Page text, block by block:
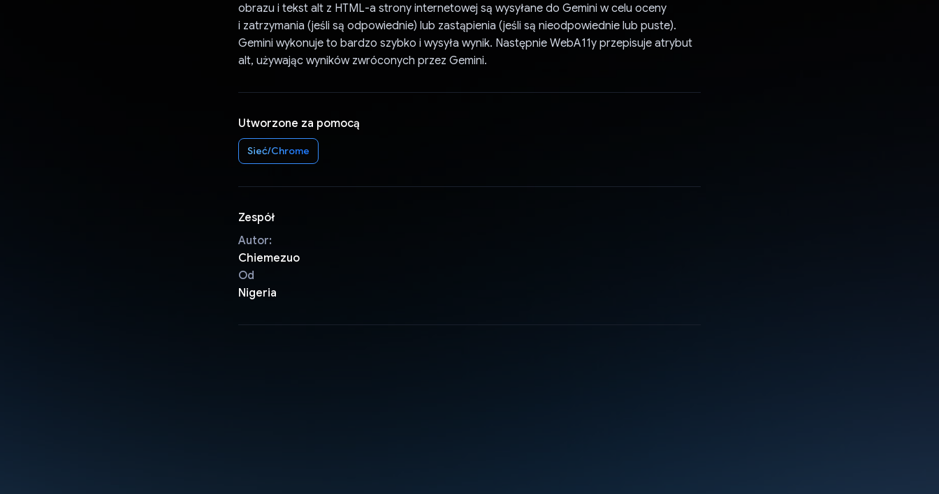
obrazu i tekst alt z HTML-a strony internetowej są wysyłane do Gemini w celu oceny
i zatrzymania (jeśli są odpowiednie) lub zastąpienia (jeśli są nieodpowiednie lub puste).
Gemini wykonuje to bardzo szybko i wysyła wynik. Następnie WebA11y przepisuje atrybut
alt, używając wyników zwróconych przez Gemini.
Utworzone za pomocą
Sieć/Chrome
Zespół
Autor:
Chiemezuo
Od
Nigeria